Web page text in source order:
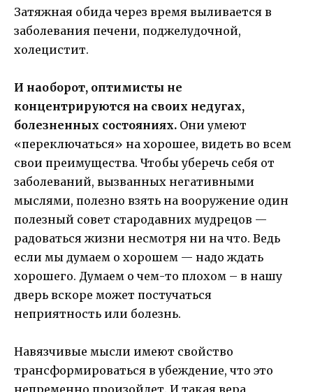
Затяжная обида через время выливается в
заболевания печени, поджелудочной,
холецистит.
И наоборот, оптимисты не
концентрируются на своих недугах,
болезненных состояниях. Они умеют
«переключаться» на хорошее, видеть во всем
свои преимущества. Чтобы уберечь себя от
заболеваний, вызванных негативными
мыслями, полезно взять на вооружение один
полезный совет стародавних мудрецов —
радоваться жизни несмотря ни на что. Ведь
если мы думаем о хорошем — надо ждать
хорошего. Думаем о чем-то плохом – в нашу
дверь вскоре может постучаться
неприятность или болезнь.
Навязчивые мысли имеют свойство
трансформироваться в убеждение, что это